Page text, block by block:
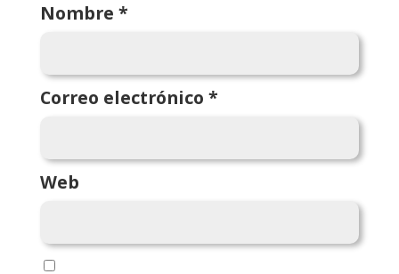
Nombre *
Correo electrónico *
Web